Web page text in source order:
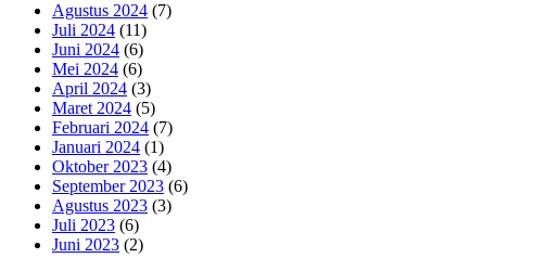
Agustus 2024 (7)
Juli 2024 (11)
Juni 2024 (6)
Mei 2024 (6)
April 2024 (3)
Maret 2024 (5)
Februari 2024 (7)
Januari 2024 (1)
Oktober 2023 (4)
September 2023 (6)
Agustus 2023 (3)
Juli 2023 (6)
Juni 2023 (2)